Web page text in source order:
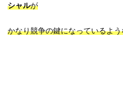
シャルが
かなり競争の鍵になっているよ